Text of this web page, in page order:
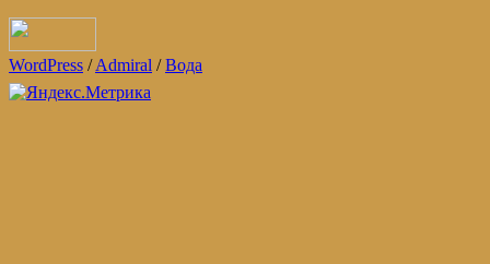
WordPress /Admiral /Вода